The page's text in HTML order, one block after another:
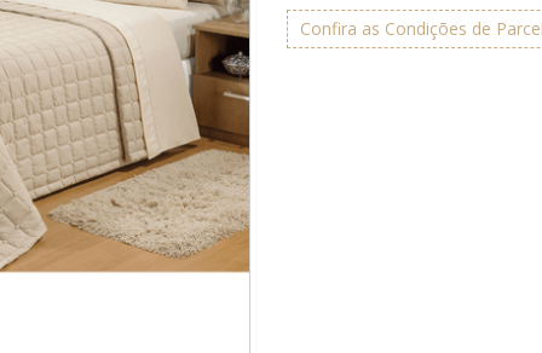
Confira as Condições de